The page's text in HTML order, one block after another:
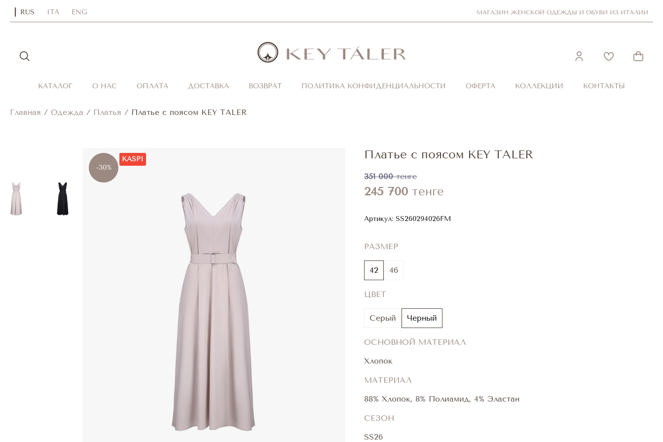
RUS ITA ENG МАГАЗИН ЖЕНСКОЙ ОДЕЖДЫ И ОБУВИ ИЗ ИТАЛИИ
КАТАЛОГ О НАС ОПЛАТА ДОСТАВКА ВОЗВРАТ ПОЛИТИКА КОНФИДЕНЦИАЛЬНОСТИ ОФЕРТА КОЛЛЕКЦИИ КОНТАКТЫ
Главная / Одежда / Платья / Платье с поясом KEY TALER
-30%
KASPI Платье с поясом KEY TALER
351 000 тенге
245 700 тенге
Артикул: SS260294026FM
РАЗМЕР
42 46
ЦВЕТ
Серый Черный
ОСНОВНОЙ МАТЕРИАЛ
Хлопок
МАТЕРИАЛ
88% Хлопок, 8% Полиамид, 4% Эластан
СЕЗОН
SS26